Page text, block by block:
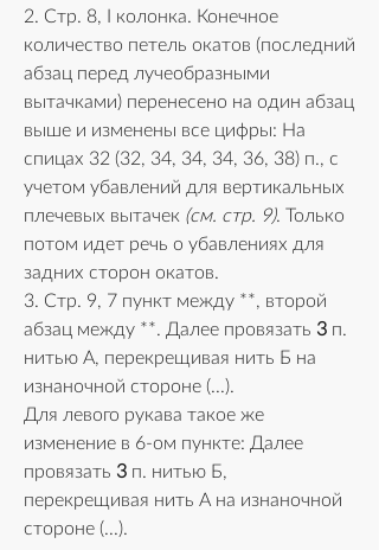
2. Стр. 8, I колонка. Конечное
количество петель окатов (последний
абзац перед лучеобразными
вытачками) перенесено на один абзац
выше и изменены все цифры: На
спицах 32 (32, 34, 34, 34, 36, 38) п., с
учетом убавлений для вертикальных
плечевых вытачек (см. стр. 9). Только
потом идет речь о убавлениях для
задних сторон окатов.
3. Стр. 9, 7 пункт между **, второй
абзац между **. Далее провязать 3 п.
нитью А, перекрещивая нить Б на
изнаночной стороне (...).
Для левого рукава такое же
изменение в 6-ом пункте: Далее
провязать 3 п. нитью Б,
перекрещивая нить А на изнаночной
стороне (...).